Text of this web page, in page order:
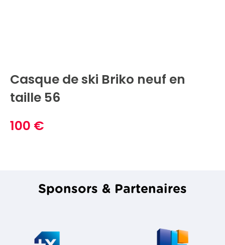
Casque de ski Briko neuf en
taille 56
100 €
Sponsors & Partenaires